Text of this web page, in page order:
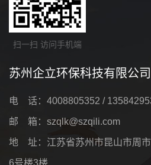
扫一扫 访问手机端
苏州企立环保科技有限公司
电 话：4008805352 /
邮 箱：szqlk@szqili.com
地 址：江苏省苏州市昆山市周
6号楼3楼